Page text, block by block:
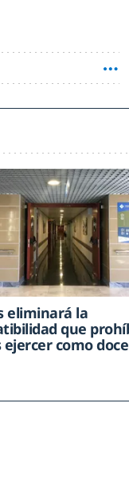
eliminará la
que
ejercer como